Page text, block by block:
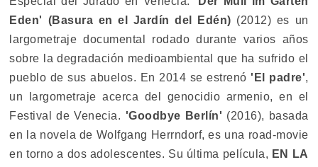
Eden' (Basura en el Jardín del Edén) (2012) es un
largometraje documental rodado durante varios años
sobre la degradación medioambiental que ha sufrido el
pueblo de sus abuelos. En 2014 se estrenó 'El padre',
un largometraje acerca del genocidio armenio, en el
Festival de Venecia. 'Goodbye Berlín' (2016), basada
en la novela de Wolfgang Herrndorf, es una road-movie
en torno a dos adolescentes. Su última película, EN LA